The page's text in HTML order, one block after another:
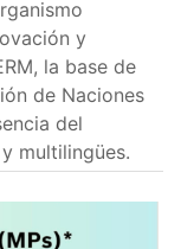
y
la base de
de Naciones
del
multilingües.